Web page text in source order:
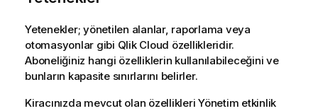
Yetenekler; yönetilen alanlar, raporlama veya
otomasyonlar gibi Qlik Cloud özellikleridir.
Aboneliğiniz hangi özelliklerin kullanılabileceğini ve
bunların kapasite sınırlarını belirler.
Kiracınızda mevcut olan özellikleri Yönetim etkinlik